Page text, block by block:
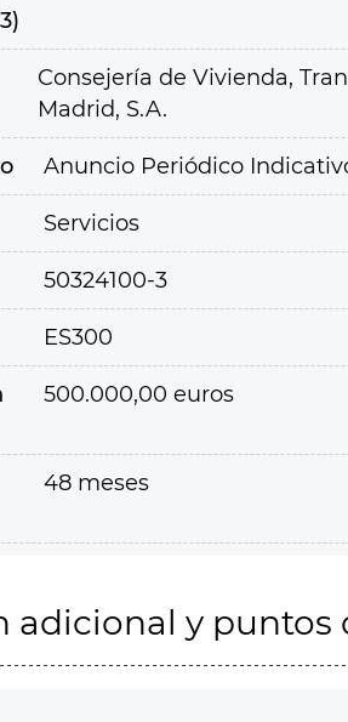
Consejería de Vivienda,
Madrid, S.A.
Anuncio Periódico
Servicios
50324100-3
ES300
500.000,00 euros
48 meses
adicional y puntos